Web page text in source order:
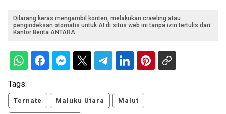
Dilarang keras mengambil konten, melakukan crawling atau
pengindeksan otomatis untuk AI di situs web ini tanpa izin tertulis dari
Kantor Berita ANTARA.
Tags:
Ternate Maluku Utara Malut